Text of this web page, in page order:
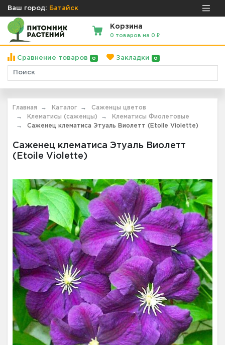
Ваш город: Батайск
Корзина
0 товаров на 0 ₽
Сравнение товаров 0 Закладки 0
Главная Каталог
Саженцы цветов
Клематисы (саженцы)
Клематисы Фиолетовые
Саженец клематиса Этуаль Виолетт (Etoile Violette)
Саженец клематиса Этуаль Виолетт
(Etoile Violette)